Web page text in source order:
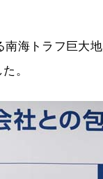
海トラフ巨大
。